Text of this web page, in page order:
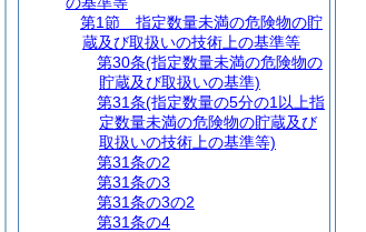
第1節
指定数量未満の危険物の貯
蔵及び取扱いの技術上の基準等
第30条(指定数量未満の危険物の
貯蔵及び取扱いの基準)
第31条(指定数量の5分の1以上指
定数量未満の危険物の貯蔵及び
取扱いの技術上の基準等)
第31条の2
第31条の3
第31条の3の2
第31条の4